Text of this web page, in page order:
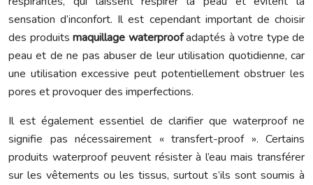
sensation d’inconfort. Il est cependant important de choisir
des produits maquillage waterproofadaptés à votre type de
peau et de ne pas abuser de leur utilisation quotidienne, car
une utilisation excessive peut potentiellement obstruer les
pores et provoquer des imperfections.
Il est également essentiel de clarifier que waterproof ne
signifie pas nécessairement « transfert-proof ». Certains
produits waterproof peuvent résister à l’eau mais transférer
sur les vêtements ou les tissus, surtout s’ils sont soumis à